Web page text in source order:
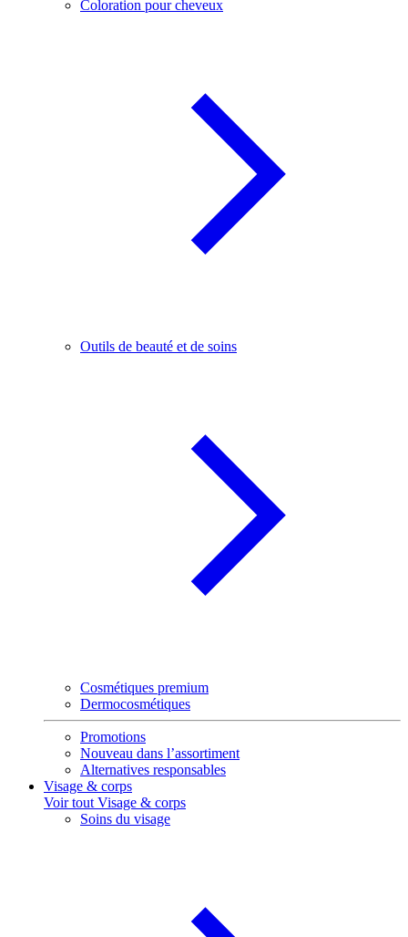
Coloration pour cheveux
Outils de beauté et de soins
Cosmétiques premium
Dermocosmétiques
Promotions
Nouveau dans l’assortiment
Alternatives responsables
Visage & corps
Voir tout Visage & corps
Soins du visage